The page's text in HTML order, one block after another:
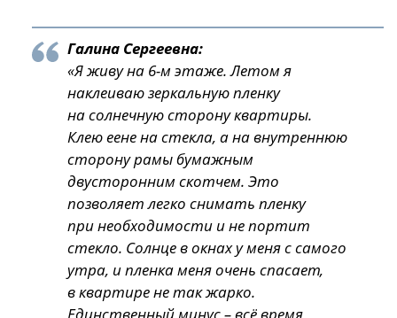
Галина Сергеевна:
«Я живу на 6-м этаже. Летом я
наклеиваю зеркальную пленку
на солнечную сторону квартиры.
Клею еене на стекла, а на внутреннюю
сторону рамы бумажным
двусторонним скотчем. Это
позволяет легко снимать пленку
при необходимости и не портит
стекло. Солнце в окнах у меня с самого
утра, и пленка меня очень спасает,
в квартире не так жарко.
Единственный минус – всё время